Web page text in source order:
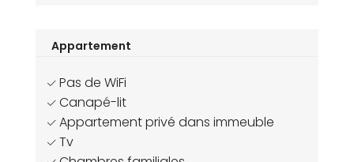
Appartement
Pas de WiFi
Canapé-lit
Appartement privé dans immeuble
Tv